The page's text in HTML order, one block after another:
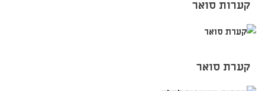
קערות סואר
קערת סואר